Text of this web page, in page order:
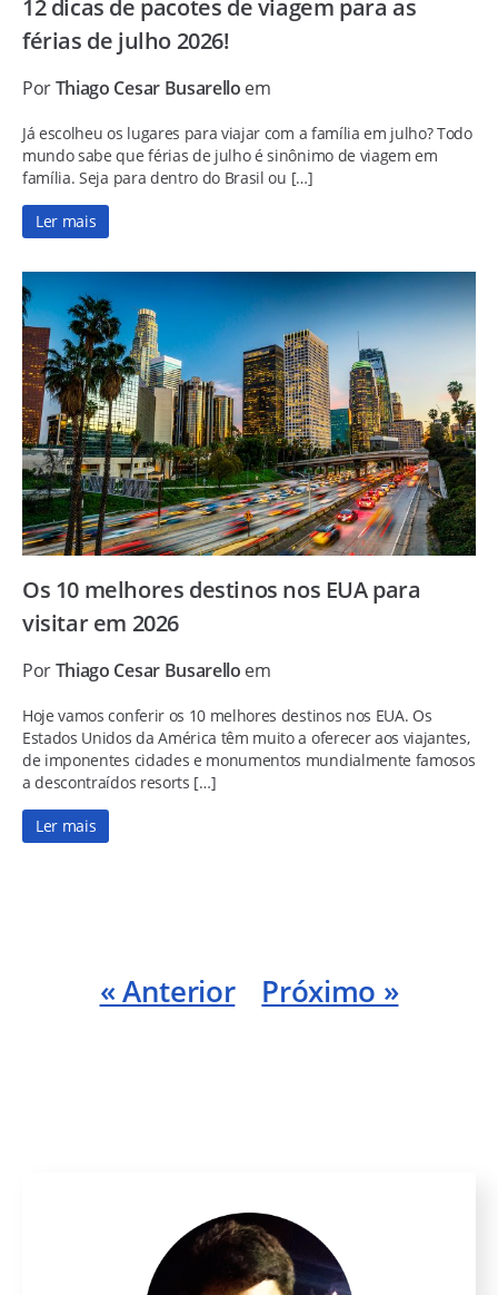
12 dicas de pacotes de viagem para as
férias de julho 2026!
PorThiago Cesar Busarello em
Já escolheu os lugares para viajar com a família em julho? Todo
mundo sabe que férias de julho é sinônimo de viagem em
família. Seja para dentro do Brasil ou […]
Ler mais
Os 10 melhores destinos nos EUA para
visitar em 2026
PorThiago Cesar Busarello em
Hoje vamos conferir os 10 melhores destinos nos EUA. Os
Estados Unidos da América têm muito a oferecer aos viajantes,
de imponentes cidades e monumentos mundialmente famosos
a descontraídos resorts […]
Ler mais
« Anterior Próximo »